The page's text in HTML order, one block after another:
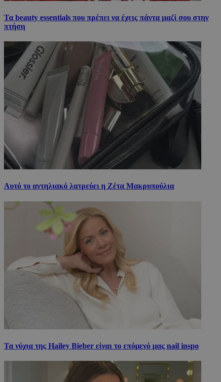
Τα beauty essentials που πρέπει να έχεις πάντα μαζί σου στην
πτήση
Αυτό το αντηλιακό λατρεύει η Ζέτα Μακρυπούλια
Τα νύχια της Hailey Bieber είναι το επόμενό μας nail inspo